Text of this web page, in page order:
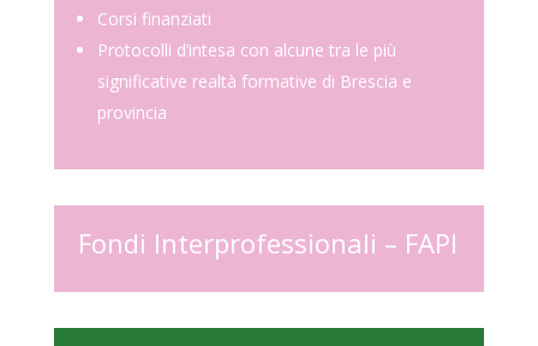
Corsi finanziati
Protocolli d’intesa con alcune tra le più
significative realtà formative di Brescia e
provincia
Fondi Interprofessionali – FAPI